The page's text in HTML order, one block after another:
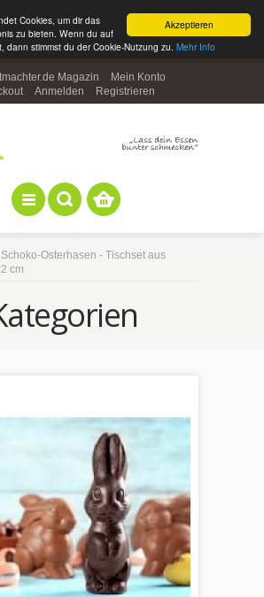
Akzeptieren
Cookies, um dir das
zu bieten. Wenn du auf
dann stimmst du der Cookie-Nutzung zu. Mehr Info
Magazin
Mein Konto
Anmelden Registrieren
Schoko-Osterhasen - Tischset aus
cm